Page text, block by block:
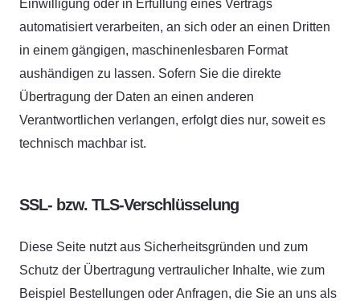
Einwilligung oder in Erfüllung eines Vertrags
automatisiert verarbeiten, an sich oder an einen Dritten
in einem gängigen, maschinenlesbaren Format
aushändigen zu lassen. Sofern Sie die direkte
Übertragung der Daten an einen anderen
Verantwortlichen verlangen, erfolgt dies nur, soweit es
technisch machbar ist.
SSL- bzw. TLS-Verschlüsselung
Diese Seite nutzt aus Sicherheitsgründen und zum
Schutz der Übertragung vertraulicher Inhalte, wie zum
Beispiel Bestellungen oder Anfragen, die Sie an uns als